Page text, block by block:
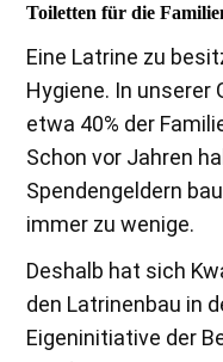
Toiletten für die
Eine Latrine zu
Hygiene. In unserer
etwa 40% der
Schon vor Jahren
Spendengeldern
immer zu wenige.
Deshalb hat sich
den Latrinenbau in
Eigeninitiative der